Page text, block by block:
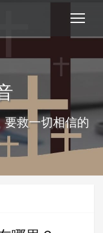
要救一切相信的